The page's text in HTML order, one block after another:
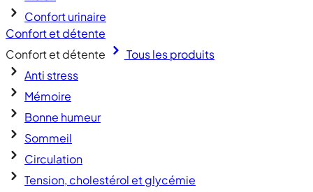
Confort urinaire
Confort et détente
Confort et détente
Tous les produits
Anti stress
Mémoire
Bonne humeur
Sommeil
Circulation
Tension, cholestérol et glycémie